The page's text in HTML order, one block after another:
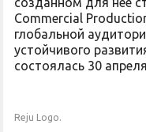
Commercial
глобальной
устойчивого
состоялась 30
Reju Logo.